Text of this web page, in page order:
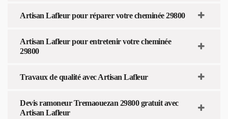
Artisan Lafleur pour réparer votre cheminée 29800
Artisan Lafleur pour entretenir votre cheminée
29800
Travaux de qualité avec Artisan Lafleur
Devis ramoneur Tremaouezan 29800 gratuit avec
Artisan Lafleur